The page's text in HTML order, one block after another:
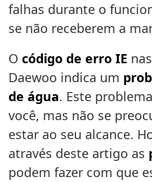
falhas durante o
se não receberem a
O código de erro IE
Daewoo indica um
de água. Este
você, mas não se
estar ao seu alcance.
através deste artigo as
podem fazer com que